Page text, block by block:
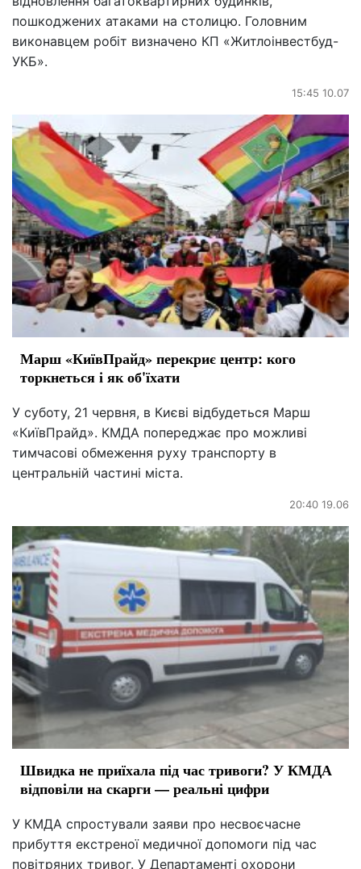
пошкоджених атаками на столицю. Головним
виконавцем робіт визначено КП «Житлоінвестбуд-
УКБ».
15:45 10.07
Марш «КиївПрайд» перекриє центр: кого
торкнеться і як об'їхати
У суботу, 21 червня, в Києві відбудеться Марш
«КиївПрайд». КМДА попереджає про можливі
тимчасові обмеження руху транспорту в
центральній частині міста.
20:40 19.06
Швидка не приїхала під час тривоги? У КМДА
відповіли на скарги — реальні цифри
У КМДА спростували заяви про несвоєчасне
прибуття екстреної медичної допомоги під час
повітряних тривог. У Департаменті охорони